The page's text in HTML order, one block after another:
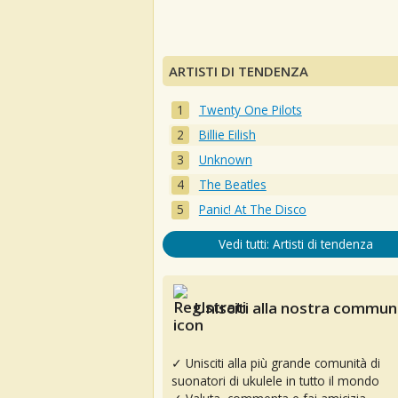
ARTISTI DI TENDENZA
Twenty One Pilots
Billie Eilish
Unknown
The Beatles
Panic! At The Disco
Vedi tutti: Artisti di tendenza
Unisciti alla nostra
✓ Unisciti alla più grande comunità di
suonatori di ukulele in tutto il mondo